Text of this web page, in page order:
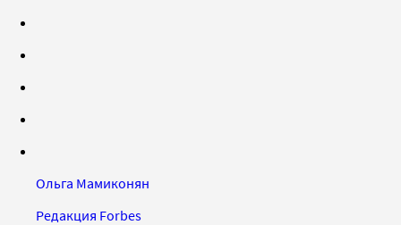
Ольга Мамиконян
Редакция Forbes